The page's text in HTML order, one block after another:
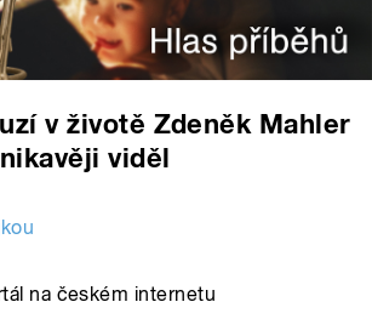
v životě Zdeněk Mahler
viděl
na českém internetu